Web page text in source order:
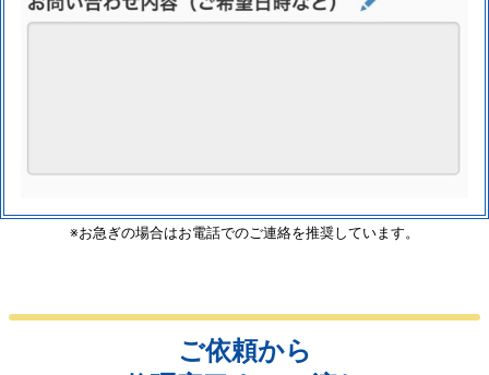
※お急ぎの場合はお電話でのご連絡を推奨しています。
ご依頼から